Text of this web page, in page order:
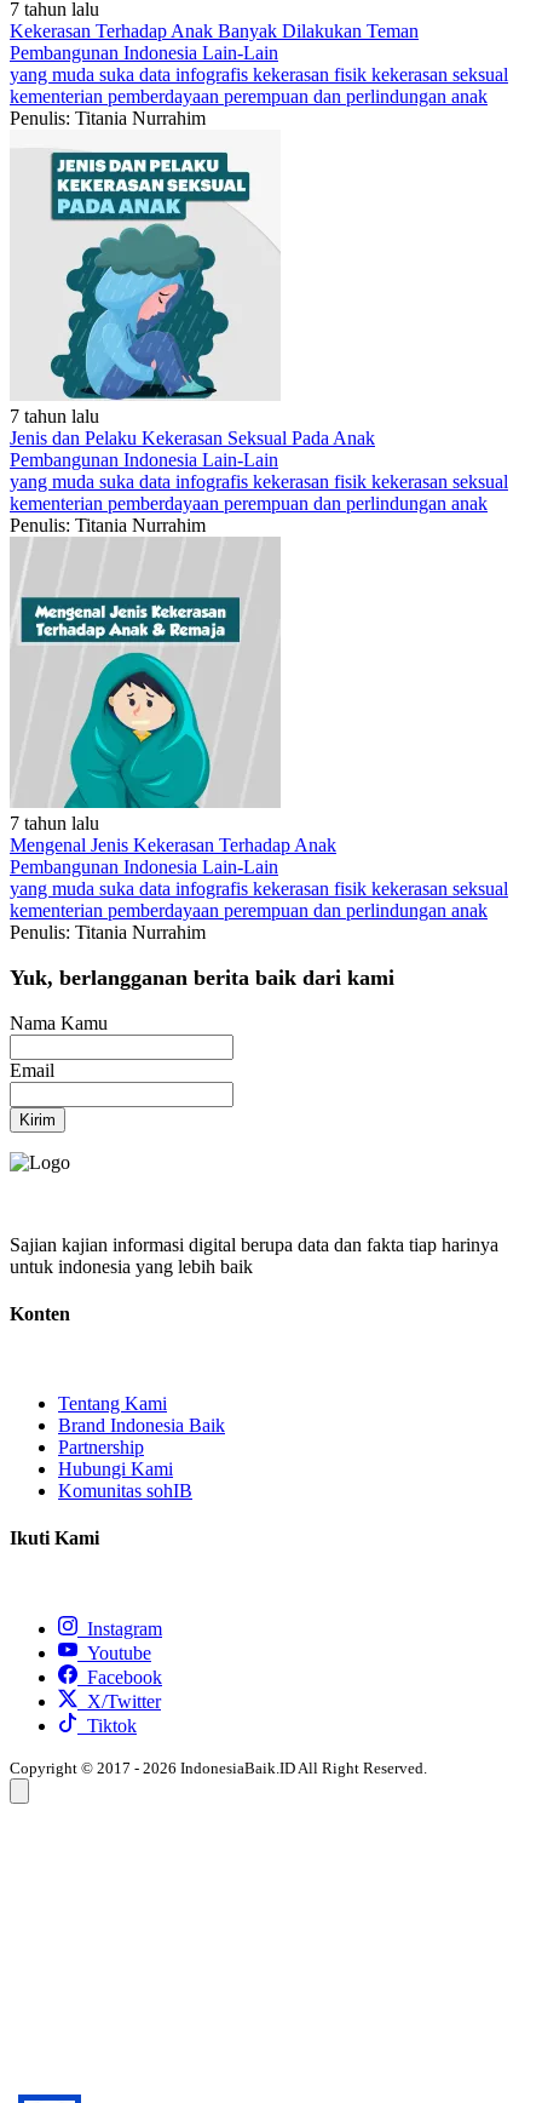
7 tahun lalu
Kekerasan Terhadap Anak Banyak Dilakukan Teman
Pembangunan Indonesia Lain-Lain
yang muda suka data infografis kekerasan fisik kekerasan seksual
kementerian pemberdayaan perempuan dan perlindungan anak
Penulis: Titania Nurrahim
7 tahun lalu
Jenis dan Pelaku Kekerasan Seksual Pada Anak
Pembangunan Indonesia Lain-Lain
yang muda suka data infografis kekerasan fisik kekerasan seksual
kementerian pemberdayaan perempuan dan perlindungan anak
Penulis: Titania Nurrahim
7 tahun lalu
Mengenal Jenis Kekerasan Terhadap Anak
Pembangunan Indonesia Lain-Lain
yang muda suka data infografis kekerasan fisik kekerasan seksual
kementerian pemberdayaan perempuan dan perlindungan anak
Penulis: Titania Nurrahim
Yuk, berlangganan berita baik dari kami
Nama Kamu
Email
Kirim
Sajian kajian informasi digital berupa data dan fakta tiap harinya
untuk indonesia yang lebih baik
Konten
Tentang Kami
Brand Indonesia Baik
Partnership
Hubungi Kami
Komunitas sohIB
Ikuti Kami
Instagram
Youtube
Facebook
X/Twitter
Tiktok
Copyright © 2017 - 2026 IndonesiaBaik.ID All Right Reserved.